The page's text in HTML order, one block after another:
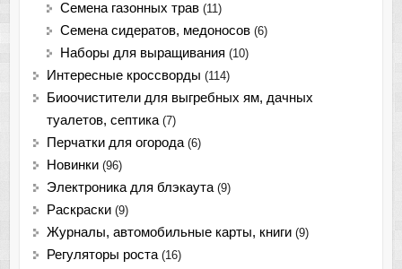
Семена газонных трав (11)
Семена сидератов, медоносов (6)
Наборы для выращивания (10)
Интересные кроссворды (114)
Биоочистители для выгребных ям, дачных
туалетов, септика (7)
Перчатки для огорода (6)
Новинки (96)
Электроника для блэкаута (9)
Раскраски (9)
Журналы, автомобильные карты, книги (9)
Регуляторы роста (16)